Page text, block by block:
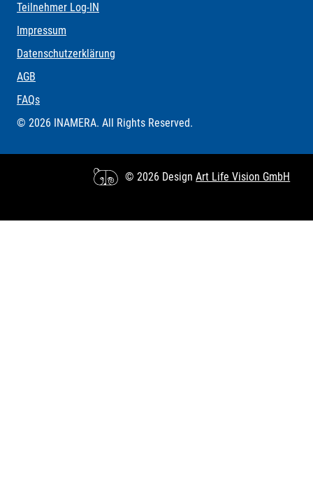
Teilnehmer Log-IN
Impressum
Datenschutzerklärung
AGB
FAQs
© 2026 INAMERA. All Rights Reserved.
© 2026 DesignArt Life Vision GmbH